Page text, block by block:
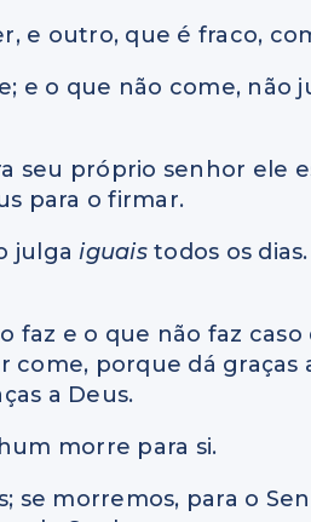
e outro, que é fraco,
e o que não come, não
seu próprio senhor ele
para o firmar.
julgaiguaistodos os
faz e o que não faz caso
come, porque dá graças
a Deus.
morre para si.
se morremos, para o